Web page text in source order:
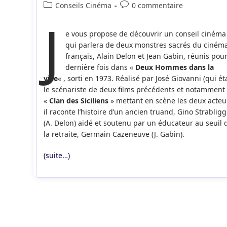
de
publiée :
PostConseils Cinéma
Commentaires
publication :
0 commentaire
J
e vous propose de découvrir un conseil cinéma
qui parlera de deux monstres sacrés du
français, Alain Delon et Jean Gabin, réunis
dernière fois dans « Deux Hommes dans la
ville« , sorti en 1973. Réalisé par José Giovanni (qui
le scénariste de deux films précédents et notamment
« Clan des Siciliens» mettant en scène les deux
il raconte l’histoire d’un ancien truand, Gino
(A. Delon) aidé et soutenu par un éducateur au seuil
la retraite, Germain Cazeneuve (J. Gabin).
(suite…)